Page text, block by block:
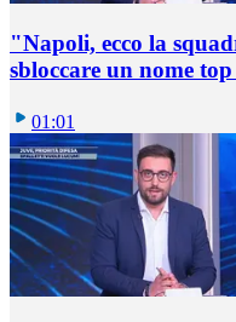
"Napoli, ecco la
sbloccare un nome
01:01